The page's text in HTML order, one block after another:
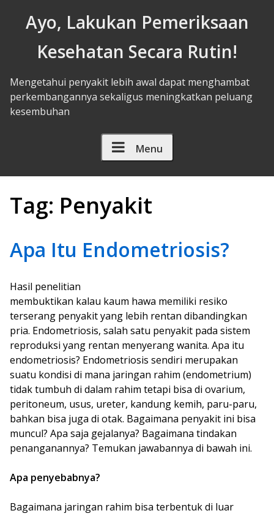
Ayo, Lakukan Pemeriksaan
Kesehatan Secara Rutin!
Mengetahui penyakit lebih awal dapat menghambat
perkembangannya sekaligus meningkatkan peluang
kesembuhan
Menu
Tag: Penyakit
Apa Itu Endometriosis?
Hasil penelitian
membuktikan kalau kaum hawa memiliki resiko
terserang penyakit yang lebih rentan dibandingkan
pria. Endometriosis, salah satu penyakit pada sistem
reproduksi yang rentan menyerang wanita. Apa itu
endometriosis? Endometriosis sendiri merupakan
suatu kondisi di mana jaringan rahim (endometrium)
tidak tumbuh di dalam rahim tetapi bisa di ovarium,
peritoneum, usus, ureter, kandung kemih, paru-paru,
bahkan bisa juga di otak. Bagaimana penyakit ini bisa
muncul? Apa saja gejalanya? Bagaimana tindakan
penanganannya? Temukan jawabannya di bawah ini.
Apa penyebabnya?
Bagaimana jaringan rahim bisa terbentuk di luar